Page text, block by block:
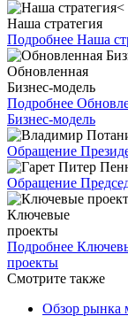
Наша стратегия
Подробнее Наша
Обновленная
Бизнес-модель
Подробнее
Бизнес-модель
Обращение
Обращение
Ключевые
проекты
Подробнее
проекты
Смотрите также
Обзор рынка